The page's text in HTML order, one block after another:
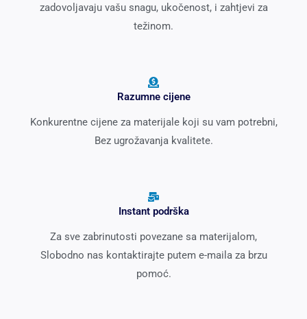
zadovoljavaju vašu snagu, ukočenost, i zahtjevi za
težinom.
Razumne cijene
Konkurentne cijene za materijale koji su vam potrebni,
Bez ugrožavanja kvalitete.
Instant podrška
Za sve zabrinutosti povezane sa materijalom,
Slobodno nas kontaktirajte putem e-maila za brzu
pomoć.